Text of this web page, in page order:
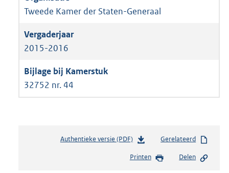
Tweede Kamer der Staten-Generaal
2015-2016
32752 nr. 44
Authentieke versie (PDF)b
s
Gerelateerd
Printen Delen